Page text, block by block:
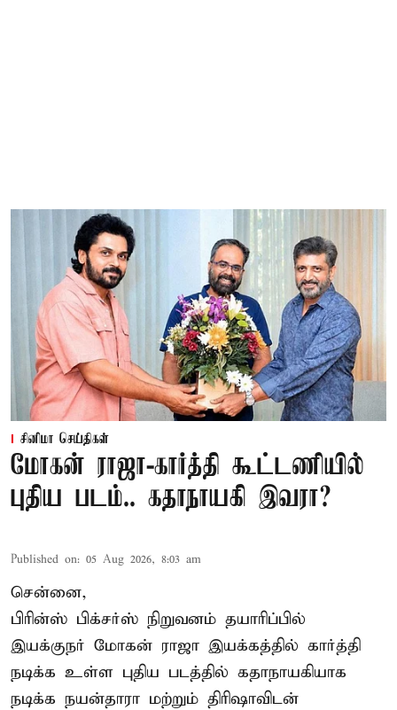
சினிமா செய்திகள்
மோகன் ராஜா-கார்த்தி கூட்டணியில்
புதிய படம்.. கதாநாயகி இவரா?
Published on: 05 Aug 2026, 8:03 am
சென்னை,
பிரின்ஸ் பிக்சர்ஸ் நிறுவனம் தயாரிப்பில்
இயக்குநர் மோகன் ராஜா இயக்கத்தில் கார்த்தி
நடிக்க உள்ள புதிய படத்தில் கதாநாயகியாக
நடிக்க நயன்தாரா மற்றும் திரிஷாவிடன்